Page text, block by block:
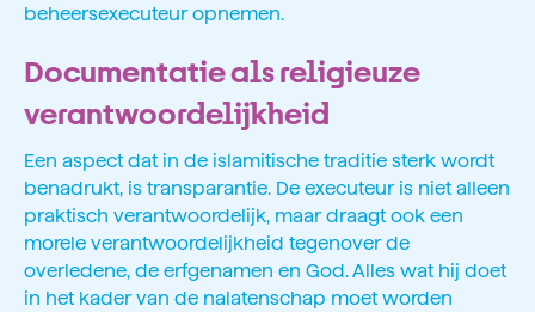
beheersexecuteur opnemen.
Documentatie als religieuze
verantwoordelijkheid
Een aspect dat in de islamitische traditie sterk wordt
benadrukt, is transparantie. De executeur is niet alleen
praktisch verantwoordelijk, maar draagt ook een
morele verantwoordelijkheid tegenover de
overledene, de erfgenamen en God. Alles wat hij doet
in het kader van de nalatenschap moet worden